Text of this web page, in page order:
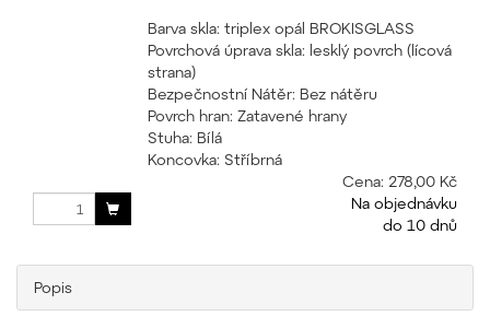
Barva skla: triplex opál BROKISGLASS
Povrchová úprava skla: lesklý povrch (lícová
strana)
Bezpečnostní Nátěr: Bez nátěru
Povrch hran: Zatavené hrany
Stuha: Bílá
Koncovka: Stříbrná
Cena: 278,00 Kč
Na objednávku
do 10 dnů
Popis